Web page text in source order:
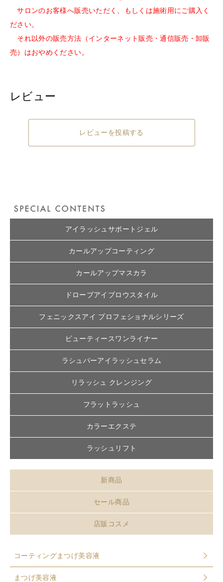
サロンのお客様へ販売いただく、もしくは施術用にご購入く
ださい。
それ以外の販売方法（インターネット販売・通信販売・卸販
売）はおやめください。
レビュー
レビューを投稿する
アイラッシュサポートジェル
カールアップコーティング
カールアップマスカラ
ドローブアイブロウスタイル
フェニックスアイ プロフェショナルシリーズ
ビューティースワンライナー
ラシュパーアイラッシュセラム
リラッシュ クレンジング
フラットラッシュ
カラーエクステ
ラッシュリフト
新商品
セール商品
店販コスメ
コーティングまつげ美容液
まつげ美容液